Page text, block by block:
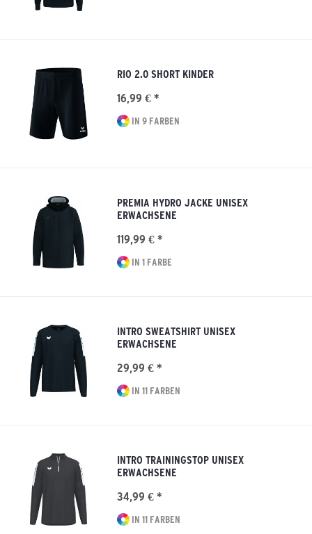
RIO 2.0 SHORT KINDER
16,99 € *
IN 9 FARBEN
PREMIA HYDRO JACKE UNISEX
ERWACHSENE
119,99 € *
IN 1 FARBE
INTRO SWEATSHIRT UNISEX
ERWACHSENE
29,99 € *
IN 11 FARBEN
INTRO TRAININGSTOP UNISEX
ERWACHSENE
34,99 € *
IN 11 FARBEN